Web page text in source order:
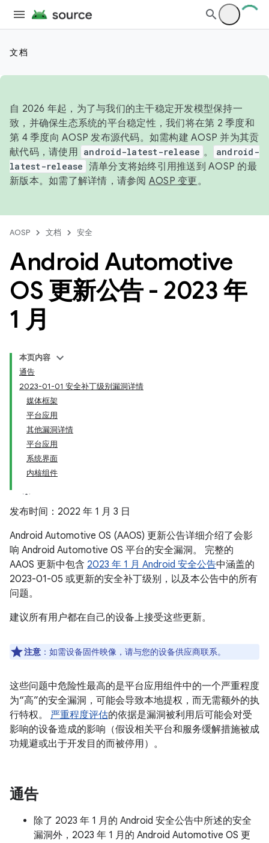
文档
自 2026 年起，为了与我们的主干稳定开发模型保持一
致，并确保生态系统的平台稳定性，我们将在第 2 季度和
第 4 季度向 AOSP 发布源代码。如需构建 AOSP 并为其贡
献代码，请使用 android-latest-release 。
android-
latest-release 清单分支将始终引用推送到 AOSP 的最
新版本。如需了解详情，请参阅 AOSP 变更。
AOSP 文档 安全
Android Automotive
OS 更新公告 - 2023 年
1 月
本页内容
通告
2023-01-01 安全补丁级别漏洞详情
媒体框架
平台应用
其他漏洞详情
平台应用
系统界面
内核组件
发布时间：2022 年 1 月 3 日
Android Automotive OS (AAOS) 更新公告详细介绍了会影
响 Android Automotive OS 平台的安全漏洞。 完整的
AAOS 更新中包含 2023 年 1 月 Android 安全公告中涵盖的
2023-01-05 或更新的安全补丁级别，以及本公告中的所有
问题。
建议所有用户都在自己的设备上接受这些更新。
注意 ：如需设备固件映像，请与您的设备供应商联系。
这些问题中危险性最高的是平台应用组件中的一个严重程度
为“高”的安全漏洞，可能会导致本地提权，而无需额外的执
行特权。 严重程度评估的依据是漏洞被利用后可能会对受
影响的设备造成的影响（假设相关平台和服务缓解措施被成
功规避或出于开发目的而被停用）。
通告
除了 2023 年 1 月的 Android 安全公告中所述的安全
漏洞外，2023 年 1 月的 Android Automotive OS 更